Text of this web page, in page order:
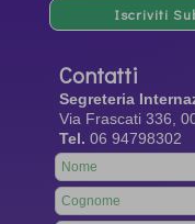
Iscriviti
Contatti
Segreteria
Via Frascati 336,
Tel. 06 94798302
Leave
this
field